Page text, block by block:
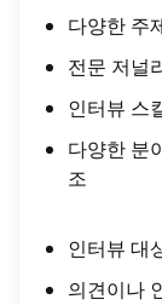
다양한 주
전문 저널
인터뷰 스
다양한 분
조
인터뷰 대
의견이나